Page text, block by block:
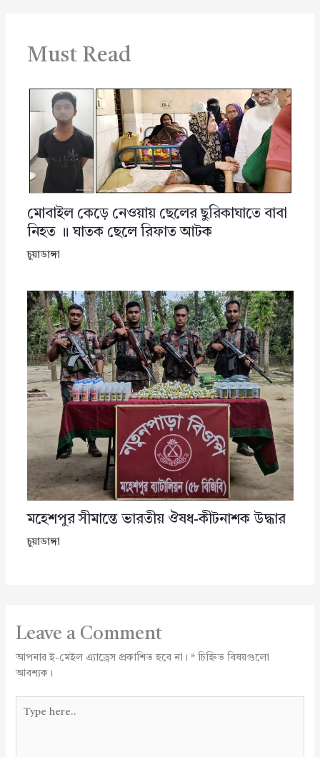
Must Read
মোবাইল কেড়ে নেওয়ায় ছেলের ছুরিকাঘাতে বাবা
নিহত ॥ ঘাতক ছেলে রিফাত আটক
চুয়াডাঙ্গা
মহেশপুর সীমান্তে ভারতীয় ঔষধ-কীটনাশক উদ্ধার
চুয়াডাঙ্গা
Leave a Comment
আপনার ই-মেইল এ্যাড্রেস প্রকাশিত হবে না। *চিহ্নিত বিষয়গুলো
আবশ্যক।
here..